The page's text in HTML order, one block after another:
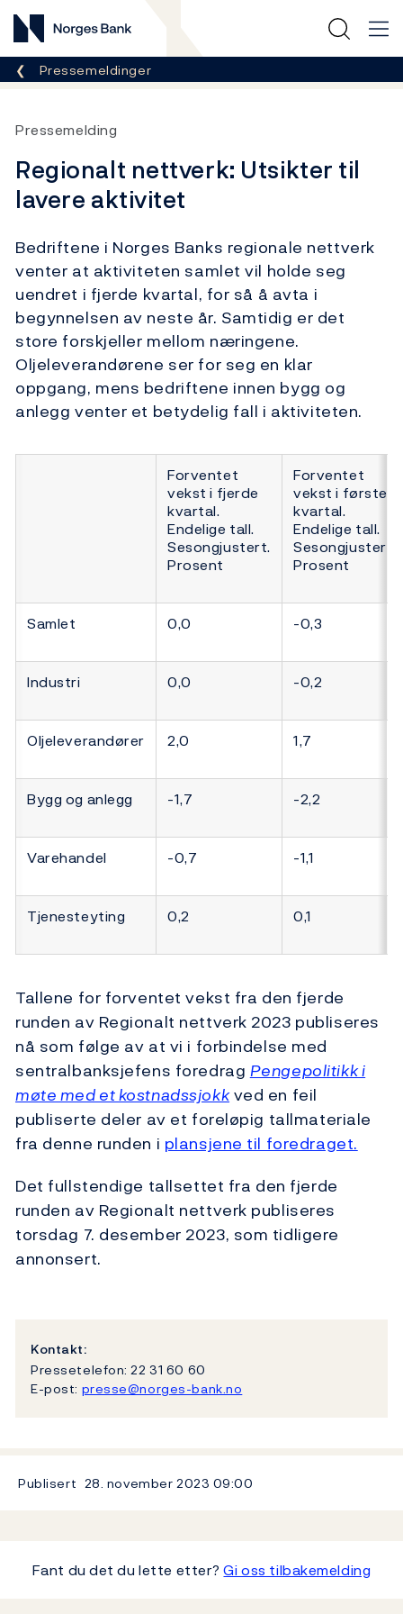
Norges Bank
Her er du nå:
Pressemeldinger
Pressemelding
Regionalt nettverk: Utsikter til
lavere aktivitet
Bedriftene i Norges Banks regionale nettverk
venter at aktiviteten samlet vil holde seg
uendret i fjerde kvartal, for så å avta i
begynnelsen av neste år. Samtidig er det
store forskjeller mellom næringene.
Oljeleverandørene ser for seg en klar
oppgang, mens bedriftene innen bygg og
anlegg venter et betydelig fall i aktiviteten.
Forventet
vekst i fjerde
kvartal.
Endelige tall.
Sesongjustert.
Prosent
Forventet
vekst i første
kvartal.
Endelige tall.
Sesongjustert.
Prosent
Samlet 0,0 -0,3
Industri 0,0 -0,2
Oljeleverandører 2,0 1,7
Bygg og anlegg -1,7 -2,2
Varehandel -0,7 -1,1
Tjenesteyting 0,2 0,1
Tallene for forventet vekst fra den fjerde
runden av Regionalt nettverk 2023 publiseres
nå som følge av at vi i forbindelse med
sentralbanksjefens foredrag Pengepolitikk i
møte med et kostnadssjokkved en feil
publiserte deler av et foreløpig tallmateriale
fra denne runden i plansjene til foredraget.
Det fullstendige tallsettet fra den fjerde
runden av Regionalt nettverk publiseres
torsdag 7. desember 2023, som tidligere
annonsert.
Kontakt:
Pressetelefon: 22 31 60 60
E-post: presse@norges-bank.no
Publisert 28. november 2023 09:00
Fant du det du lette etter?Gi oss tilbakemelding